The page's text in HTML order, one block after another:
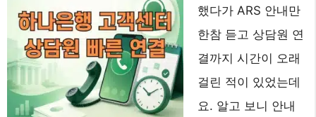
했다가 ARS 안내만
한참 듣고 상담원 연
결까지 시간이 오래
걸린 적이 있었는데
요. 알고 보니 안내